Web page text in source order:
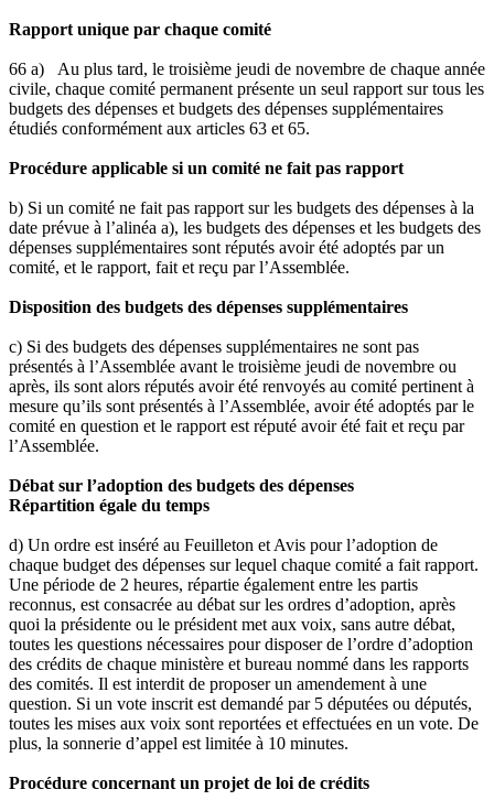
Rapport unique par chaque comité
66 a) Au plus tard, le troisième jeudi de novembre de chaque année
civile, chaque comité permanent présente un seul rapport sur tous les
budgets des dépenses et budgets des dépenses supplémentaires
étudiés conformément aux articles 63 et 65.
Procédure applicable si un comité ne fait pas rapport
b) Si un comité ne fait pas rapport sur les budgets des dépenses à la
date prévue à l’alinéa a), les budgets des dépenses et les budgets des
dépenses supplémentaires sont réputés avoir été adoptés par un
comité, et le rapport, fait et reçu par l’Assemblée.
Disposition des budgets des dépenses supplémentaires
c) Si des budgets des dépenses supplémentaires ne sont pas
présentés à l’Assemblée avant le troisième jeudi de novembre ou
après, ils sont alors réputés avoir été renvoyés au comité pertinent à
mesure qu’ils sont présentés à l’Assemblée, avoir été adoptés par le
comité en question et le rapport est réputé avoir été fait et reçu par
l’Assemblée.
Débat sur l’adoption des budgets des dépenses
Répartition égale du temps
d) Un ordre est inséré au Feuilleton et Avis pour l’adoption de
chaque budget des dépenses sur lequel chaque comité a fait rapport.
Une période de 2 heures, répartie également entre les partis
reconnus, est consacrée au débat sur les ordres d’adoption, après
quoi la présidente ou le président met aux voix, sans autre débat,
toutes les questions nécessaires pour disposer de l’ordre d’adoption
des crédits de chaque ministère et bureau nommé dans les rapports
des comités. Il est interdit de proposer un amendement à une
question. Si un vote inscrit est demandé par 5 députées ou députés,
toutes les mises aux voix sont reportées et effectuées en un vote. De
plus, la sonnerie d’appel est limitée à 10 minutes.
Procédure concernant un projet de loi de crédits